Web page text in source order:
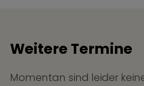
Weitere Termine
Momentan sind leider